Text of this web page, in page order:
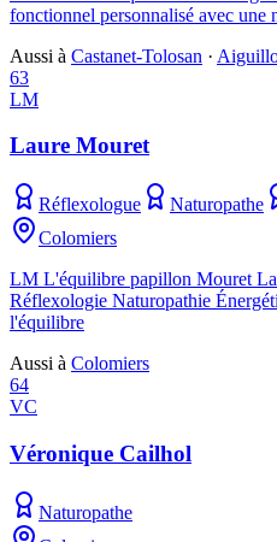
fonctionnel personnalisé avec une
Aussi à Castanet-Tolosan ·
63
LM
Laure Mouret
Réflexologue Naturopathe
Colomiers
LM L'équilibre papillon Mouret
Réflexologie Naturopathie
l'équilibre
Aussi à Colomiers
64
VC
Véronique Cailhol
Naturopathe